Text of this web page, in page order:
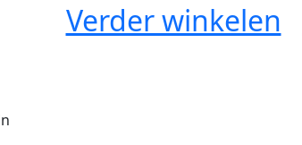
Verder winkelen